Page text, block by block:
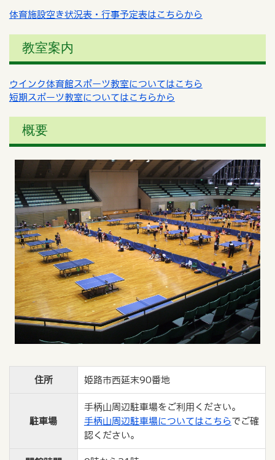
体育施設空き状況表・行事予定表はこちらから
教室案内
ウインク体育館スポーツ教室についてはこちら
短期スポーツ教室についてはこちらから
概要
住所 姫路市西延末90番地
駐車場
手柄山周辺駐車場をご利用ください。
手柄山周辺駐車場についてはこちらでご確
認ください。